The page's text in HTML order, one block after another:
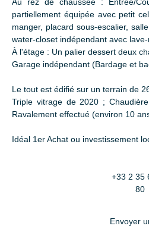
partiellement équipée avec petit
manger, placard sous-escalier,
water-closet indépendant avec lave-
À l'étage : Un palier dessert deux
Garage indépendant (Bardage et
Le tout est édifié sur un terrain de
Triple vitrage de 2020 ;
Ravalement effectué (environ 10
Idéal 1er Achat ou investissement
+33 2 35
80
Envoyer